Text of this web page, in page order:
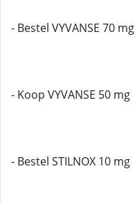
- Bestel VYVANSE 70 mg
- Koop VYVANSE 50 mg
- Bestel STILNOX 10 mg